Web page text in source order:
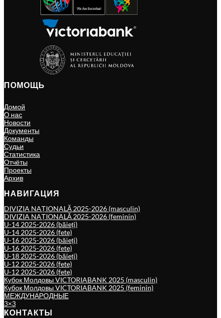
ПОМОЩЬ
Домой
О нас
Новости
Документы
Команды
Судьи
Статистика
Отчёты
Проекты
Архив
НАВИГАЦИЯ
DIVIZIA NAȚIONALĂ 2025-2026 (masculin)
DIVIZIA NAȚIONALĂ 2025-2026 (feminin)
U-14 2025-2026 (băieți)
U-14 2025-2026 (fete)
U-16 2025-2026 (băieți)
U-16 2025-2026 (fete)
U-18 2025-2026 (băieți)
U-12 2025-2026 (fete)
U-12 2025-2026 (fete)
Кубок Молдовы VICTORIABANK 2025 (masculin)
Кубок Молдовы VICTORIABANK 2025 (feminin)
МЕЖДУНАРОДНЫЕ
3×3
КОНТАКТЫ